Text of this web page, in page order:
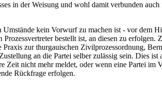
in der Weisung und wohl damit verbunden
kein Vorwurf zu machen ist - vor dem
bestellt ist, an diesen zu
Praxis zur thurgauischen Zivilprozessordnung,
an die Partei selber zulässig sein. Dies
nicht mehr meldet, oder wenn eine Partei
Rückfrage erfolgen.